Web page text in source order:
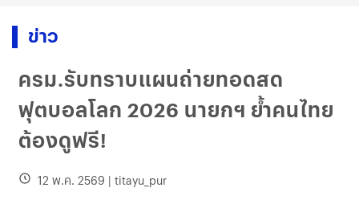
ข่าว
ครม.รับทราบแผนถ่ายทอดสด
ฟุตบอลโลก 2026 นายกฯ ย้ำคนไทย
ต้องดูฟรี!
12 พ.ค. 2569 | titayu_pur